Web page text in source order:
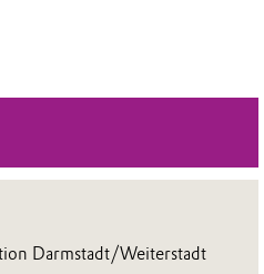
Darmstadt/Weiterstadt